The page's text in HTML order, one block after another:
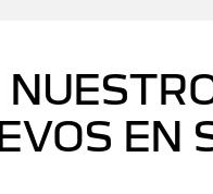
EN